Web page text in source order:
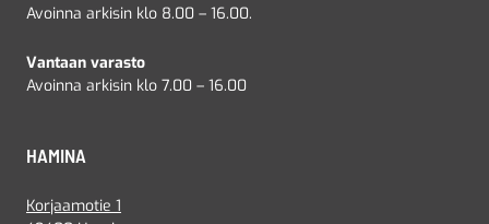
Avoinna arkisin klo 8.00 – 16.00.
Vantaan varasto
Avoinna arkisin klo 7.00 – 16.00
HAMINA
Korjaamotie 1